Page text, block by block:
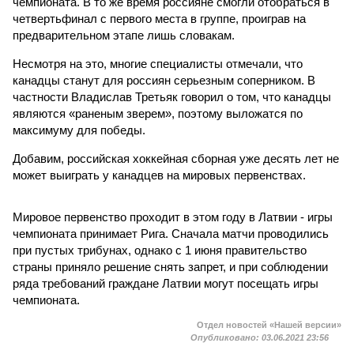
четвертьфинал с первого места в группе, проиграв на
предварительном этапе лишь словакам.
Несмотря на это, многие специалисты отмечали, что
канадцы станут для россиян серьезным соперником. В
частности Владислав Третьяк говорил о том, что канадцы
являются «раненым зверем», поэтому выложатся по
максимуму для победы.
Добавим, российская хоккейная сборная уже десять лет не
может выиграть у канадцев на мировых первенствах.
Мировое первенство проходит в этом году в Латвии - игры
чемпионата принимает Рига. Сначала матчи проводились
при пустых трибунах, однако с 1 июня правительство
страны приняло решение снять запрет, и при соблюдении
ряда требований граждане Латвии могут посещать игры
чемпионата.
Отдел новостей «Нашей версии»
Опубликовано: 03.06.2021 23:56